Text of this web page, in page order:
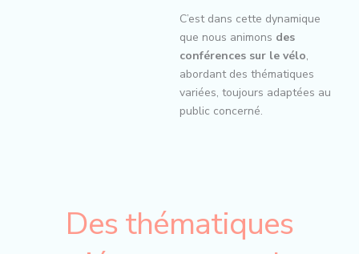
C’est dans cette dynamique
que nous animons des
conférences sur le vélo,
abordant des thématiques
variées, toujours adaptées au
public concerné.
Des thématiques